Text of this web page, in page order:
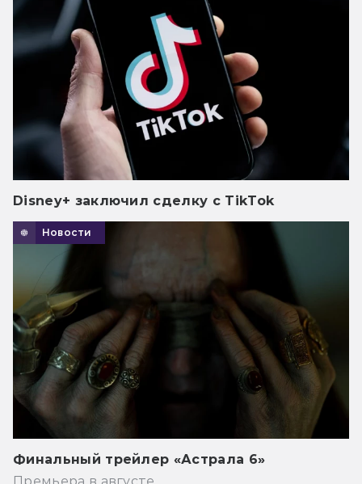
Disney+ заключил сделку с TikTok
Новости
Финальный трейлер «Астрала 6»
Премьера в августе.